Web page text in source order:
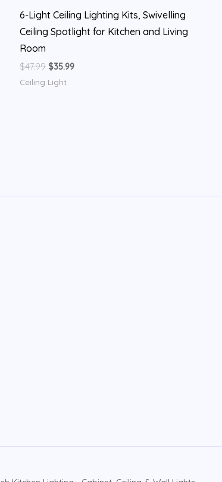
6-Light Ceiling Lighting Kits, Swivelling
Ceiling Spotlight for Kitchen and Living
Room
$47.99 Original
price
was:
$35.99Current
Ceiling Light